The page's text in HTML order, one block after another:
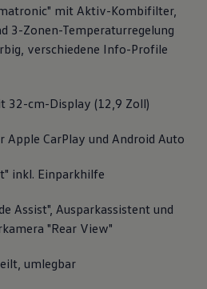
R
mit Aktiv-Kombifilter,
3-Zonen-Temperaturregelung
verschiedene Info-Profile
cm-Display (12,9 Zoll)
Apple CarPlay und Android Auto
inkl. Einparkhilfe
Assist", Ausparkassistent und
"Rear View"
umlegbar